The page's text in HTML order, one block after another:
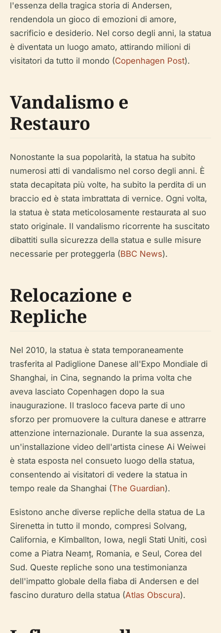
l'essenza della tragica storia di Andersen,
rendendola un gioco di emozioni di amore,
sacrificio e desiderio. Nel corso degli anni, la statua
è diventata un luogo amato, attirando milioni di
visitatori da tutto il mondo (Copenhagen Post).
Vandalismo e
Restauro
Nonostante la sua popolarità, la statua ha subito
numerosi atti di vandalismo nel corso degli anni. È
stata decapitata più volte, ha subito la perdita di un
braccio ed è stata imbrattata di vernice. Ogni volta,
la statua è stata meticolosamente restaurata al suo
stato originale. Il vandalismo ricorrente ha suscitato
dibattiti sulla sicurezza della statua e sulle misure
necessarie per proteggerla (BBC News).
Relocazione e
Repliche
Nel 2010, la statua è stata temporaneamente
trasferita al Padiglione Danese all'Expo Mondiale di
Shanghai, in Cina, segnando la prima volta che
aveva lasciato Copenhagen dopo la sua
inaugurazione. Il trasloco faceva parte di uno
sforzo per promuovere la cultura danese e attrarre
attenzione internazionale. Durante la sua assenza,
un'installazione video dell'artista cinese Ai Weiwei
è stata esposta nel consueto luogo della statua,
consentendo ai visitatori di vedere la statua in
tempo reale da Shanghai (The Guardian).
Esistono anche diverse repliche della statua de La
Sirenetta in tutto il mondo, compresi Solvang,
California, e Kimballton, Iowa, negli Stati Uniti, così
come a Piatra Neamț, Romania, e Seul, Corea del
Sud. Queste repliche sono una testimonianza
dell'impatto globale della fiaba di Andersen e del
fascino duraturo della statua (Atlas Obscura).